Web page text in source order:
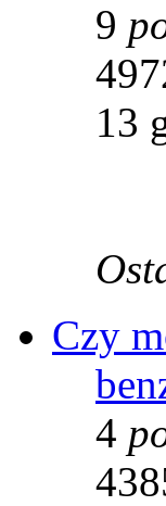
9
13
Czy
4